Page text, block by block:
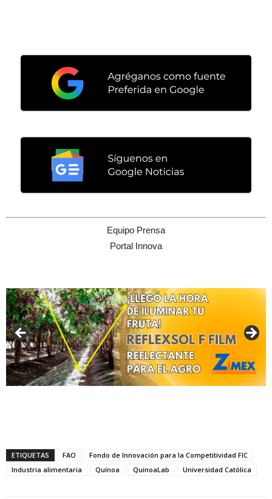
Equipo Prensa
Portal Innova
ETIQUETAS FAO
Fondo de Innovación para la Competitividad FIC
Industria alimentaria
Quínoa QuinoaLab Universidad Católica